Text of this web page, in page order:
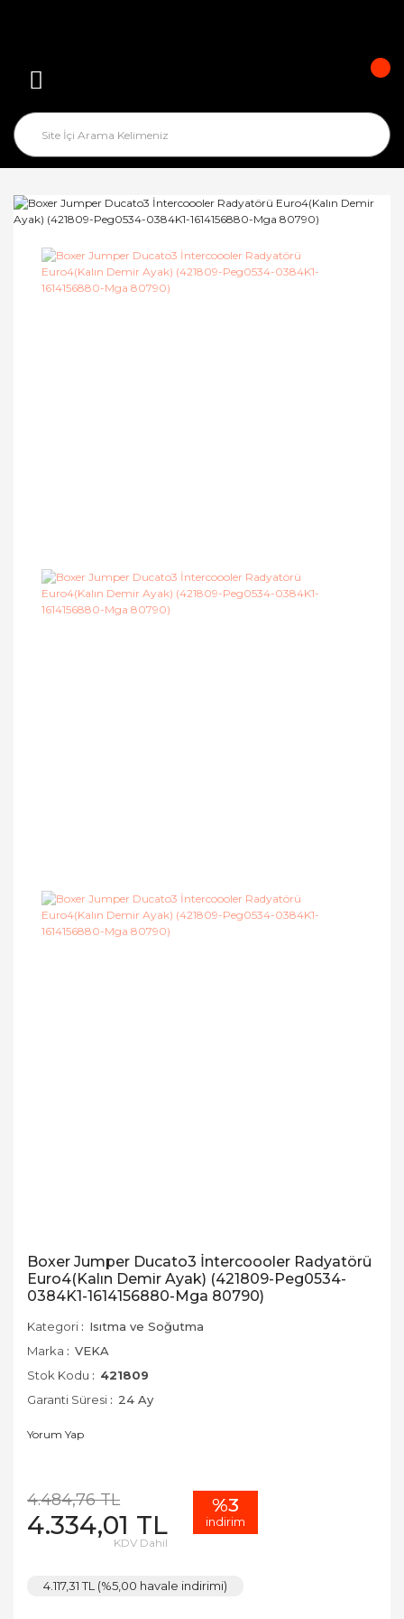
Boxer Jumper Ducato3 İntercoooler Radyatörü
Euro4(Kalın Demir Ayak) (421809-Peg0534-
0384K1-1614156880-Mga 80790)
Kategori
Isıtma ve Soğutma
Marka
VEKA
Stok Kodu
421809
Garanti Süresi
24 Ay
Yorum Yap
4.484,76 TL
4.334,01 TL
KDV Dahil
%3
indirim
4.117,31 TL (%5,00 havale indirimi)